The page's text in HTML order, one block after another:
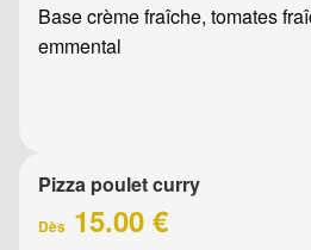
Base crème fraîche, tomates
emmental
Pizza poulet curry
Dès 15.00 €